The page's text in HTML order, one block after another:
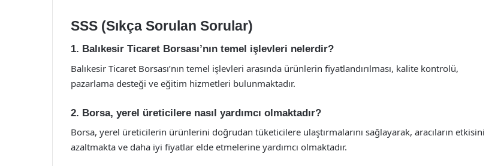
SSS (Sıkça Sorulan Sorular)
1. Balıkesir Ticaret Borsası’nın temel işlevleri nelerdir?
Balıkesir Ticaret Borsası’nın temel işlevleri arasında ürünlerin fiyatlandırılması, kalite kontrolü,
pazarlama desteği ve eğitim hizmetleri bulunmaktadır.
2. Borsa, yerel üreticilere nasıl yardımcı olmaktadır?
Borsa, yerel üreticilerin ürünlerini doğrudan tüketicilere ulaştırmalarını sağlayarak, aracıların etkisini
azaltmakta ve daha iyi fiyatlar elde etmelerine yardımcı olmaktadır.